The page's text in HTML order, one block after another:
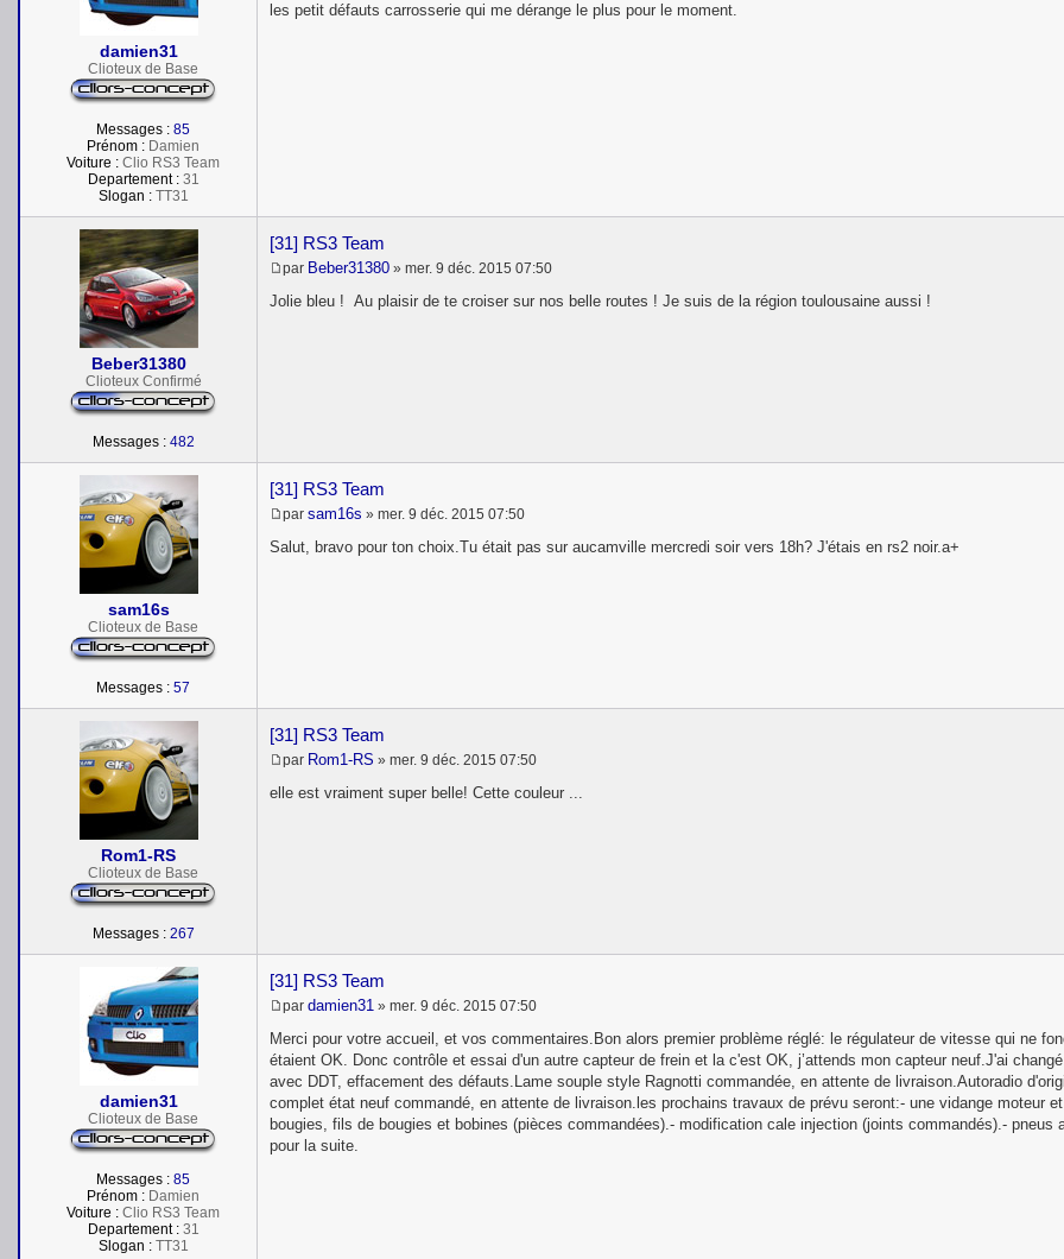
damien31
Clioteux de Base
Messages : 85
Prénom : Damien
Voiture : Clio RS3 Team
Departement :31
Slogan :TT31
s
les petit défauts carrosserie qui me dérange le plus pour le moment.
Beber31380
Clioteux Confirmé
Messages : 482
[31] RS3 Team
M
e
par Beber31380 » mer. 9 déc. 2015 07:50
Jolie bleu ! Au plaisir de te croiser sur nos belle routes ! Je suis de la région toulousaine aussi !
sam16s
Clioteux de Base
Messages : 57
[31] RS3 Team
M
e
par sam16s » mer. 9 déc. 2015 07:50
Salut, bravo pour ton choix.Tu était pas sur aucamville mercredi soir vers 18h? J'étais en rs2 noir.a+
Rom1-RS
Clioteux de Base
Messages : 267
[31] RS3 Team
M
e
par Rom1-RS » mer. 9 déc. 2015 07:50
elle est vraiment super belle! Cette couleur ...
damien31
Clioteux de Base
Messages : 85
Prénom : Damien
Voiture : Clio RS3 Team
Departement :31
Slogan :TT31
[31] RS3 Team
M
e
s
a
g
e
par damien31 » mer. 9 déc. 2015 07:50
Merci pour votre accueil, et vos commentaires.Bon alors premier problème réglé: le régulateur de vitesse qui ne
étaient OK. Donc contrôle et essai d'un autre capteur de frein et la c'est OK, j’attends mon capteur neuf.J'ai
avec DDT, effacement des défauts.Lame souple style Ragnotti commandée, en attente de livraison.Autoradio
complet état neuf commandé, en attente de livraison.les prochains travaux de prévu seront:- une vidange moteur
bougies, fils de bougies et bobines (pièces commandées).- modification cale injection (joints commandés).-
pour la suite.